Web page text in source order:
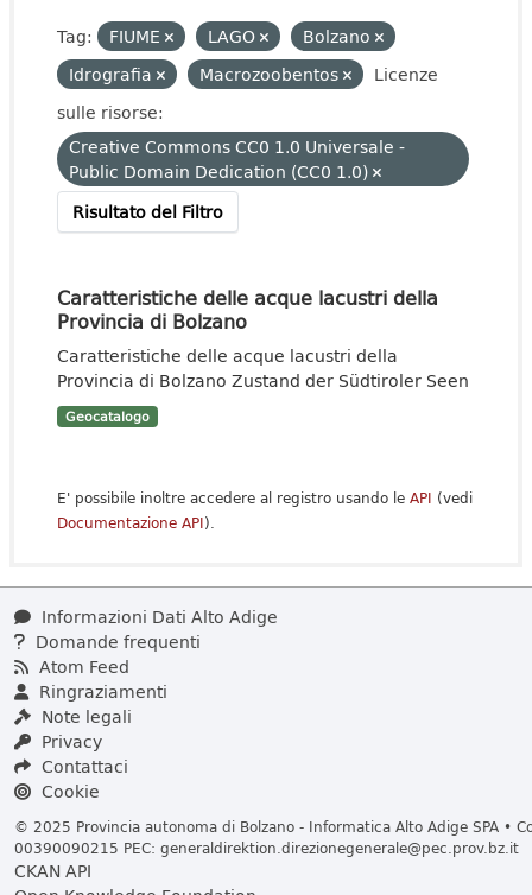
Tag: FIUME LAGO
Bolzano
Idrografia
Macrozoobentos
Licenze
sulle risorse:
Creative Commons CC0 1.0 Universale -
Public Domain Dedication (CC0 1.0)
Risultato del Filtro
Caratteristiche delle acque lacustri della
Provincia di Bolzano
Caratteristiche delle acque lacustri della
Provincia di Bolzano Zustand der Südtiroler Seen
Geocatalogo
E' possibile inoltre accedere al registro usando le API (vedi
Documentazione API).
Informazioni Dati Alto Adige
Domande frequenti
Atom Feed
Ringraziamenti
Note legali
Privacy
Contattaci
Cookie
© 2025 Provincia autonoma di Bolzano - Informatica Alto Adige SPA •
00390090215 PEC: generaldirektion.direzionegenerale@pec.prov.bz.it
CKAN API